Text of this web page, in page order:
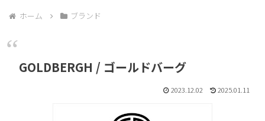
ホーム ブランド
GOLDBERGH / ゴールドバーグ
2023.12.02 2025.01.11